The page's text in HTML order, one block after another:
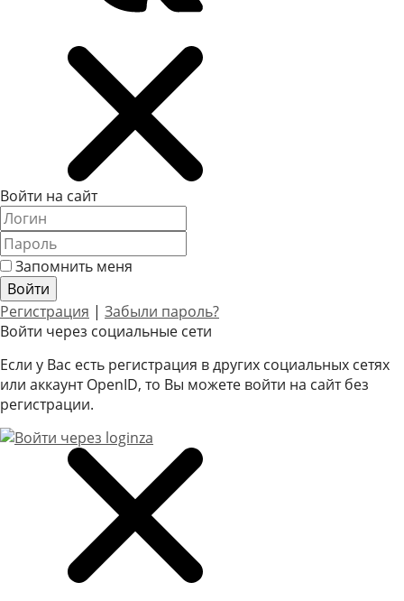
Войти на сайт
Запомнить меня
Регистрация | Забыли пароль?
Войти через социальные сети
Если у Вас есть регистрация в других социальных сетях
или аккаунт OpenID, то Вы можете войти на сайт без
регистрации.